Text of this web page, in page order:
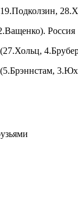
Россия